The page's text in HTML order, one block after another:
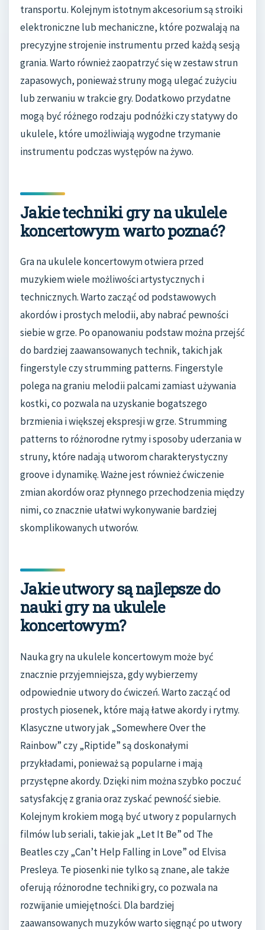
transportu. Kolejnym istotnym akcesorium są stroiki
elektroniczne lub mechaniczne, które pozwalają na
precyzyjne strojenie instrumentu przed każdą sesją
grania. Warto również zaopatrzyć się w zestaw strun
zapasowych, ponieważ struny mogą ulegać zużyciu
lub zerwaniu w trakcie gry. Dodatkowo przydatne
mogą być różnego rodzaju podnóżki czy statywy do
ukulele, które umożliwiają wygodne trzymanie
instrumentu podczas występów na żywo.
Jakie techniki gry na ukulele
koncertowym warto poznać?
Gra na ukulele koncertowym otwiera przed
muzykiem wiele możliwości artystycznych i
technicznych. Warto zacząć od podstawowych
akordów i prostych melodii, aby nabrać pewności
siebie w grze. Po opanowaniu podstaw można przejść
do bardziej zaawansowanych technik, takich jak
fingerstyle czy strumming patterns. Fingerstyle
polega na graniu melodii palcami zamiast używania
kostki, co pozwala na uzyskanie bogatszego
brzmienia i większej ekspresji w grze. Strumming
patterns to różnorodne rytmy i sposoby uderzania w
struny, które nadają utworom charakterystyczny
groove i dynamikę. Ważne jest również ćwiczenie
zmian akordów oraz płynnego przechodzenia między
nimi, co znacznie ułatwi wykonywanie bardziej
skomplikowanych utworów.
Jakie utwory są najlepsze do
nauki gry na ukulele
koncertowym?
Nauka gry na ukulele koncertowym może być
znacznie przyjemniejsza, gdy wybierzemy
odpowiednie utwory do ćwiczeń. Warto zacząć od
prostych piosenek, które mają łatwe akordy i rytmy.
Klasyczne utwory jak „Somewhere Over the
Rainbow” czy „Riptide” są doskonałymi
przykładami, ponieważ są popularne i mają
przystępne akordy. Dzięki nim można szybko poczuć
satysfakcję z grania oraz zyskać pewność siebie.
Kolejnym krokiem mogą być utwory z popularnych
filmów lub seriali, takie jak „Let It Be” od The
Beatles czy „Can’t Help Falling in Love” od Elvisa
Presleya. Te piosenki nie tylko są znane, ale także
oferują różnorodne techniki gry, co pozwala na
rozwijanie umiejętności. Dla bardziej
zaawansowanych muzyków warto sięgnąć po utwory